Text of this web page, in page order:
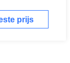
prijs